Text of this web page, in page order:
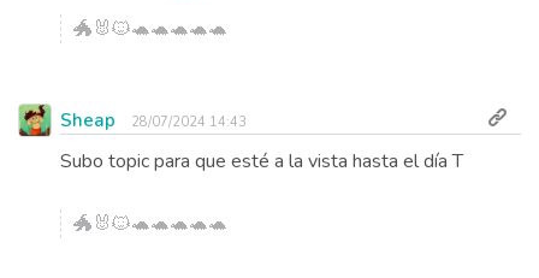
🐲🐰🐱🐢🐢🐢🐢🐢
Sheap 28/07/2024 14:43
Subo topic para que esté a la vista hasta el día T
🐲🐰🐱🐢🐢🐢🐢🐢